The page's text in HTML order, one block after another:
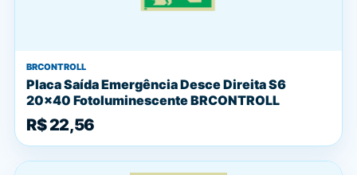
BRCONTROLL
Placa Saída Emergência Desce Direita S6
20x40 Fotoluminescente BRCONTROLL
R$ 22,56